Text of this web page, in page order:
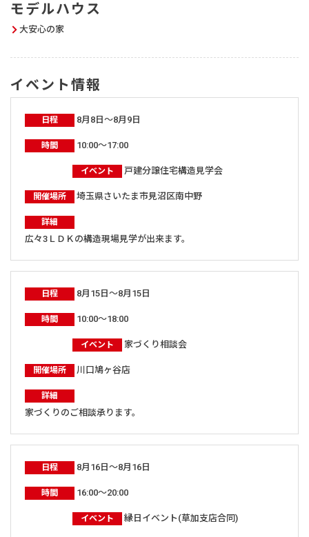
モデルハウス
大安心の家
イベント情報
日程 8月8日～8月9日
時間 10:00～17:00
イベント 戸建分譲住宅構造見学会
開催場所 埼玉県さいたま市見沼区南中野
詳細
広々3ＬＤＫの構造現場見学が出来ます。
日程 8月15日～8月15日
時間 10:00～18:00
イベント 家づくり相談会
開催場所 川口鳩ヶ谷店
詳細
家づくりのご相談承ります。
日程 8月16日～8月16日
時間 16:00～20:00
イベント 縁日イベント(草加支店合同)